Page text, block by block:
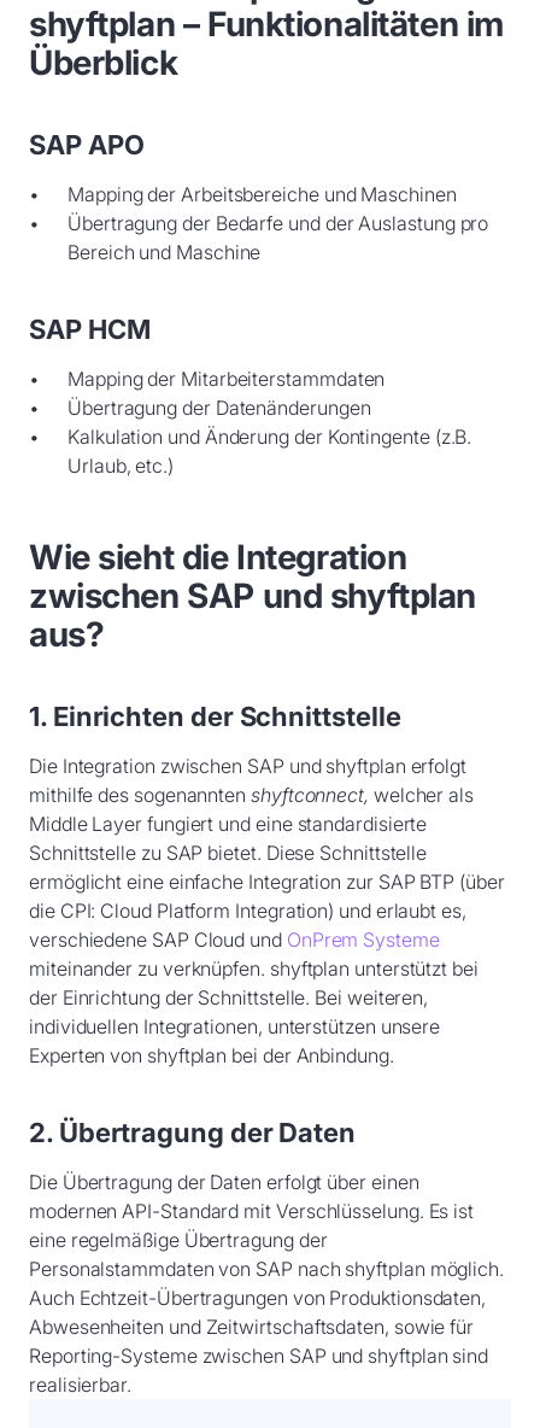
shyftplan – Funktionalitäten im
Überblick
SAP APO
Mapping der Arbeitsbereiche und Maschinen
Übertragung der Bedarfe und der Auslastung pro
Bereich und Maschine
SAP HCM
Mapping der Mitarbeiterstammdaten
Übertragung der Datenänderungen
Kalkulation und Änderung der Kontingente (z.B.
Urlaub, etc.)
Wie sieht die Integration
zwischen SAP und shyftplan
aus?
1. Einrichten der Schnittstelle
Die Integration zwischen SAP und shyftplan erfolgt
mithilfe des sogenannten shyftconnect, welcher als
Middle Layer fungiert und eine standardisierte
Schnittstelle zu SAP bietet. Diese Schnittstelle
ermöglicht eine einfache Integration zur SAP BTP (über
die CPI: Cloud Platform Integration) und erlaubt es,
verschiedene SAP Cloud und OnPrem Systeme
miteinander zu verknüpfen. shyftplan unterstützt bei
der Einrichtung der Schnittstelle. Bei weiteren,
individuellen Integrationen, unterstützen unsere
Experten von shyftplan bei der Anbindung.
2. Übertragung der Daten
Die Übertragung der Daten erfolgt über einen
modernen API-Standard mit Verschlüsselung. Es ist
eine regelmäßige Übertragung der
Personalstammdaten von SAP nach shyftplan möglich.
Auch Echtzeit-Übertragungen von Produktionsdaten,
Abwesenheiten und Zeitwirtschaftsdaten, sowie für
Reporting-Systeme zwischen SAP und shyftplan sind
realisierbar.